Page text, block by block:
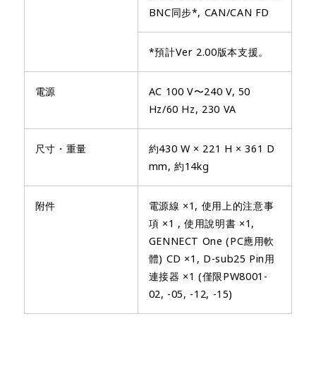
BNC同步*, CAN/CAN FD
*預計Ver 2.00版本支援。
電源
AC 100 V〜240 V, 50
Hz/60 Hz, 230 VA
尺寸・重量
約430 W × 221 H × 361 D
mm, 約14kg
附件
電源線 ×1, 使用上的注意事
項 ×1 , 使用說明書 ×1,
GENNECT One (PC應用軟
體) CD ×1, D-sub25 Pin用
連接器 ×1 (僅限PW8001-
02, -05, -12, -15)